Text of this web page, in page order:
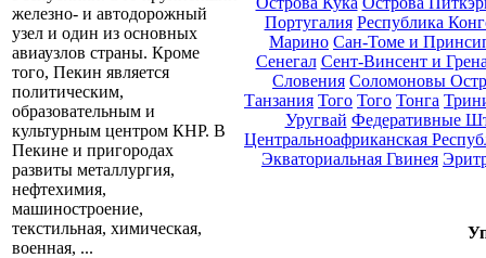
железно- и автодорожный
узел и один из основных
авиаузлов страны. Кроме
того, Пекин является
политическим,
образовательным и
культурным центром КНР. В
Пекине и пригородах
развиты металлургия,
нефтехимия,
машиностроение,
текстильная, химическая,
военная, ...
Португалия Республика
Марино Сан-Томе и
Сенегал Сент-Винсент и
Словения Соломоновы
Танзания Того Того Тонга
Уругвай Федеративные
Центральноафриканская
Экваториальная Гвинея